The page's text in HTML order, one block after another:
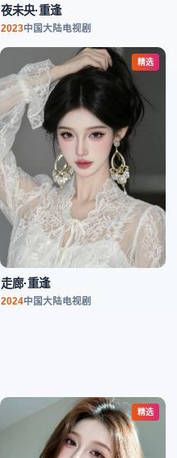
夜未央·重逢
2023中国大陆电视剧
精选
走廊·重逢
2024中国大陆电视剧
精选